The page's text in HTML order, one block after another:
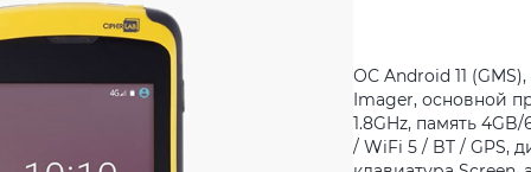
ОС Android 11
Imager, основной
1.8GHz, память
/ WiFi 5 / BT / GPS,